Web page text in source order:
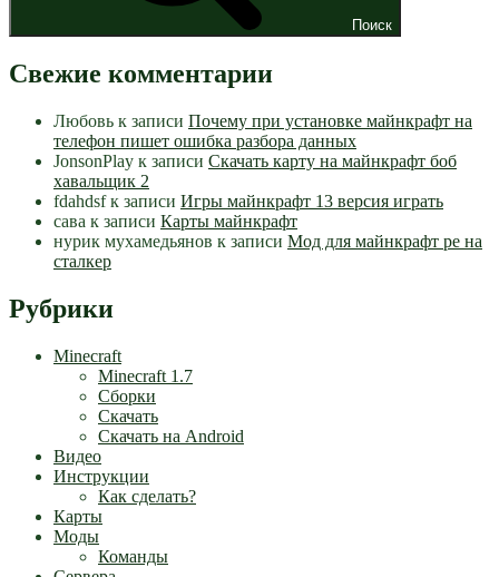
Поиск
Свежие комментарии
Любовь к записи Почему при установке майнкрафт на
телефон пишет ошибка разбора данных
JonsonPlay к записи Скачать карту на майнкрафт боб
хавальщик 2
fdahdsfк записи Игры майнкрафт 13 версия играть
сава к записи Карты майнкрафт
нурик мухамедьянов к записи Мод для майнкрафт pe на
сталкер
Рубрики
Minecraft
Minecraft 1.7
Сборки
Скачать
Скачать на Android
Видео
Инструкции
Как сделать?
Карты
Моды
Команды